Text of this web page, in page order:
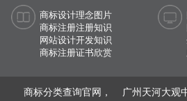
商标设计理念图片
商标注册注册知识
网站设计开发知识
商标注册证书欣赏
商标分类查询官网， 广州天河大观中